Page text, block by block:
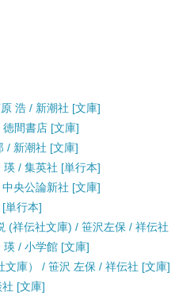
浩 / 新潮社 [文庫]
間書店 [文庫]
/ 新潮社 [文庫]
/ 集英社 [単行本]
央公論新社 [文庫]
単行本]
(祥伝社文庫) / 笹沢左保 / 祥伝社
/ 小学館 [文庫]
庫） / 笹沢 左保 / 祥伝社 [文庫]
[文庫]